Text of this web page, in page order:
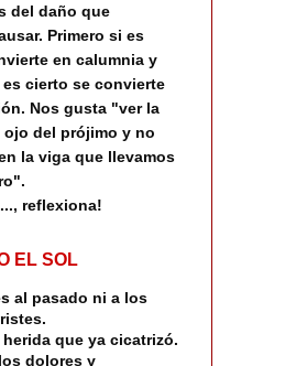
del daño que
Primero si es
en calumnia y
cierto se convierte
Nos gusta "ver la
ojo del prójimo y no
la viga que llevamos
reflexiona!
EL SOL
al pasado ni a los
herida que ya cicatrizó.
dolores y